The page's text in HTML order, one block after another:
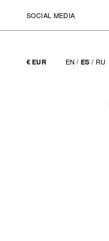
SOCIAL MEDIA
EN /ES / RU
€ EUR